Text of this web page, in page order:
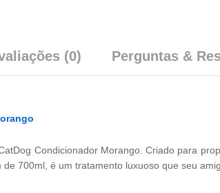
(0) Perguntas &
Condicionador Morango. Criado para
700ml, é um tratamento luxuoso que seu